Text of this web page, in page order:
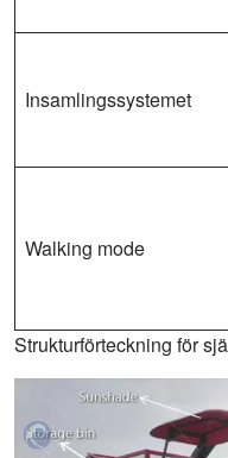
Insamlingssystemet
Walking mode
Strukturförteckning för